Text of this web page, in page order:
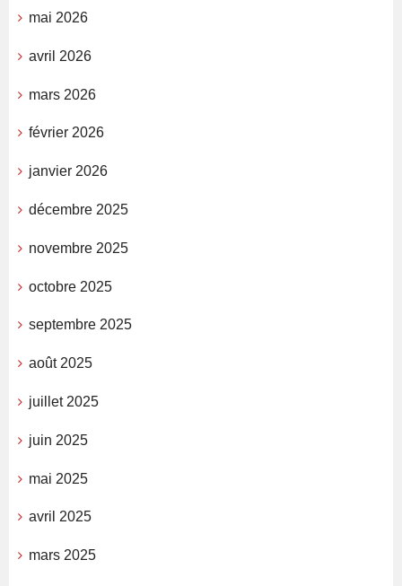
mai 2026
avril 2026
mars 2026
février 2026
janvier 2026
décembre 2025
novembre 2025
octobre 2025
septembre 2025
août 2025
juillet 2025
juin 2025
mai 2025
avril 2025
mars 2025